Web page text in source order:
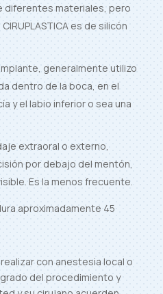
diferentes materiales, pero
es de silicón
generalmente utilizo
dentro de la boca, en el
y el labio inferior o sea una
extraoral o externo,
por debajo del mentón,
Es la menos frecuente.
aproximadamente 45
con anestesia local o
del procedimiento y